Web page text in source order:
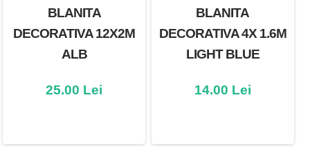
BLANITA
DECORATIVA 12X2M
ALB
25.00 Lei
BLANITA
DECORATIVA 4X 1.6M
LIGHT BLUE
14.00 Lei